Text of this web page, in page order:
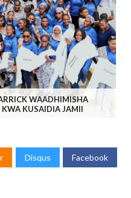
WAADHIMISHA
KUSAIDIA JAMII
Disqus Facebook